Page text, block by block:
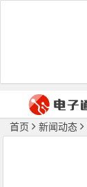
首页 新闻动态